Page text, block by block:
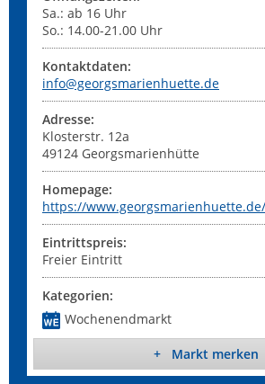
Sa.: ab 16 Uhr
So.: 14.00-21.00 Uhr
Kontaktdaten:
info@georgsmarienhuette.de
Adresse:
Klosterstr. 12a
49124 Georgsmarienhütte
Homepage:
https://
Eintrittspreis:
Freier Eintritt
Kategorien:
Wochenendmarkt
+ Markt merken